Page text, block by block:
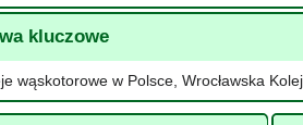
kluczowe
wąskotorowe w Polsce, Wrocławska